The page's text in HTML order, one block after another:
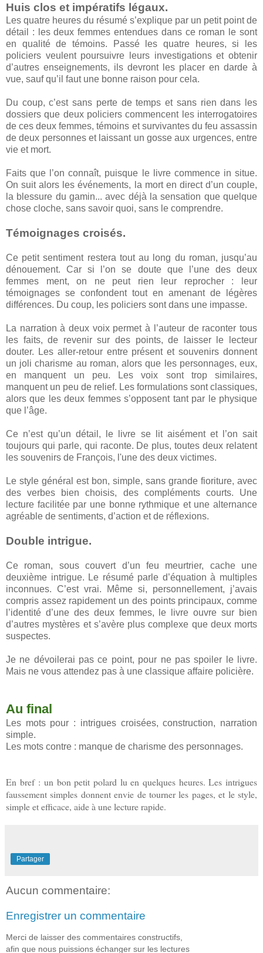
Huis clos et impératifs légaux.
Les quatre heures du résumé s’explique par un petit point de
détail : les deux femmes entendues dans ce roman le sont
en qualité de témoins. Passé les quatre heures, si les
policiers veulent poursuivre leurs investigations et obtenir
d’autres enseignements, ils devront les placer en darde à
vue, sauf qu’il faut une bonne raison pour cela.
Du coup, c’est sans perte de temps et sans rien dans les
dossiers que deux policiers commencent les interrogatoires
de ces deux femmes, témoins et survivantes du feu assassin
de deux personnes et laissant un gosse aux urgences, entre
vie et mort.
Faits que l’on connaît, puisque le livre commence in situe.
On suit alors les événements, la mort en direct d’un couple,
la blessure du gamin... avec déjà la sensation que quelque
chose cloche, sans savoir quoi, sans le comprendre.
Témoignages croisés.
Ce petit sentiment restera tout au long du roman, jusqu’au
dénouement. Car si l’on se doute que l’une des deux
femmes ment, on ne peut rien leur reprocher : leur
témoignages se confondent tout en amenant de légères
différences. Du coup, les policiers sont dans une impasse.
La narration à deux voix permet à l’auteur de raconter tous
les faits, de revenir sur des points, de laisser le lecteur
douter. Les aller-retour entre présent et souvenirs donnent
un joli charisme au roman, alors que les personnages, eux,
en manquent un peu. Les voix sont trop similaires,
manquent un peu de relief. Les formulations sont classiques,
alors que les deux femmes s’opposent tant par le physique
que l’âge.
Ce n’est qu’un détail, le livre se lit aisément et l’on sait
toujours qui parle, qui raconte. De plus, toutes deux relatent
les souvenirs de François, l'une des deux victimes.
Le style général est bon, simple, sans grande fioriture, avec
des verbes bien choisis, des compléments courts. Une
lecture facilitée par une bonne rythmique et une alternance
agréable de sentiments, d’action et de réflexions.
Double intrigue.
Ce roman, sous couvert d’un feu meurtrier, cache une
deuxième intrigue. Le résumé parle d’équation à multiples
inconnues. C’est vrai. Même si, personnellement, j’avais
compris assez rapidement un des points principaux, comme
l’identité d’une des deux femmes, le livre ouvre sur bien
d’autres mystères et s’avère plus complexe que deux morts
suspectes.
Je ne dévoilerai pas ce point, pour ne pas spoiler le livre.
Mais ne vous attendez pas à une classique affaire policière.
Au final
Les mots pour : intrigues croisées, construction, narration
simple.
Les mots contre : manque de charisme des personnages.
En bref : un bon petit polard lu en quelques heures. Les intrigues
faussement simples donnent envie de tourner les pages, et le style,
simple et efficace, aide à une lecture rapide.
Partager
Aucun commentaire:
Enregistrer un commentaire
Merci de laisser des commentaires constructifs,
afin que nous puissions échanger sur les lectures